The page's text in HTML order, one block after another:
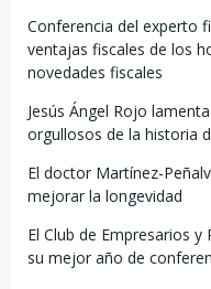
Conferencia del experto
ventajas fiscales de los
novedades fiscales
Jesús Ángel Rojo
orgullosos de la historia
El doctor Martínez-
mejorar la longevidad
El Club de Empresarios
su mejor año de